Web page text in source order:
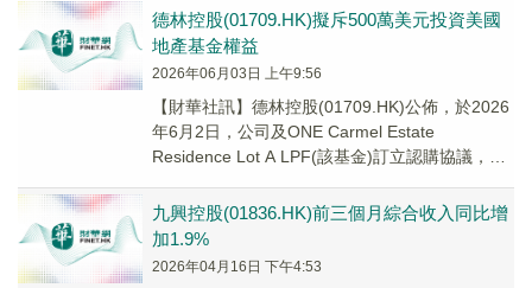
德林控股(01709.HK)擬斥500萬美元投資美國
地產基金權益
2026年06月03日 上午9:56
【財華社訊】德林控股(01709.HK)公佈，於2026
年6月2日，公司及ONE Carmel Estate
Residence Lot A LPF(該基金)訂立認購協議，內
九興控股(01836.HK)前三個月綜合收入同比增
加1.9%
2026年04月16日 下午4:53